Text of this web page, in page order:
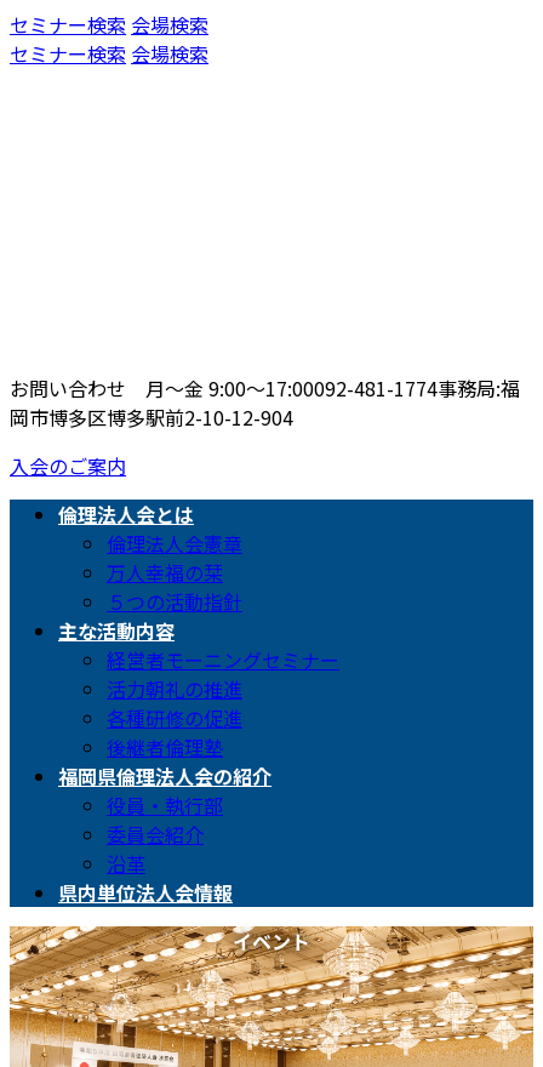
コ
ン
ナ
ビ
セミナー検索 会場検索
セミナー検索 会場検索
お問い合わせ 月〜金 9:00〜17:00092-481-1774事務局:福
岡市博多区博多駅前2-10-12-904
入会のご案内
倫理法人会とは
倫理法人会憲章
万人幸福の栞
５つの活動指針
主な活動内容
経営者モーニングセミナー
活力朝礼の推進
各種研修の促進
後継者倫理塾
福岡県倫理法人会の紹介
役員・執行部
委員会紹介
沿革
県内単位法人会情報
イベント